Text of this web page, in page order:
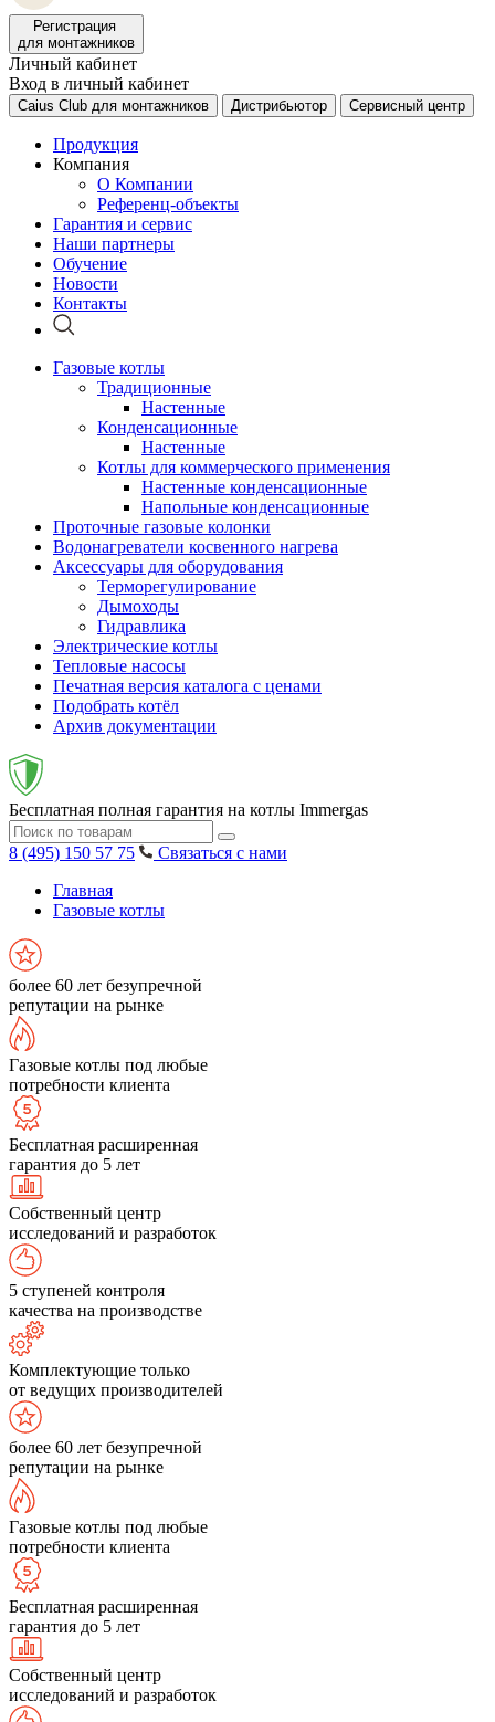
Регистрация
для монтажников
Личный кабинет
Вход в личный кабинет
Caius Club для монтажников Дистрибьютор Сервисный центр
Продукция
Компания
О Компании
Референц-объекты
Гарантия и сервис
Наши партнеры
Обучение
Новости
Контакты
Газовые котлы
Традиционные
Настенные
Конденсационные
Настенные
Котлы для коммерческого применения
Настенные конденсационные
Напольные конденсационные
Проточные газовые колонки
Водонагреватели косвенного нагрева
Аксессуары для оборудования
Терморегулирование
Дымоходы
Гидравлика
Электрические котлы
Тепловые насосы
Печатная версия каталога с ценами
Подобрать котёл
Архив документации
Бесплатная полная гарантия на котлы Immergas
8 (495) 150 57 75
Связаться с нами
Главная
Газовые котлы
более 60 лет безупречной
репутации на рынке
Газовые котлы под любые
потребности клиента
Бесплатная расширенная
гарантия до 5 лет
Собственный центр
исследований и разработок
5 ступеней контроля
качества на производстве
Комплектующие только
от ведущих производителей
более 60 лет безупречной
репутации на рынке
Газовые котлы под любые
потребности клиента
Бесплатная расширенная
гарантия до 5 лет
Собственный центр
исследований и разработок